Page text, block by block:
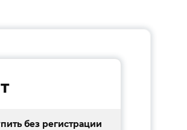
без регистрации